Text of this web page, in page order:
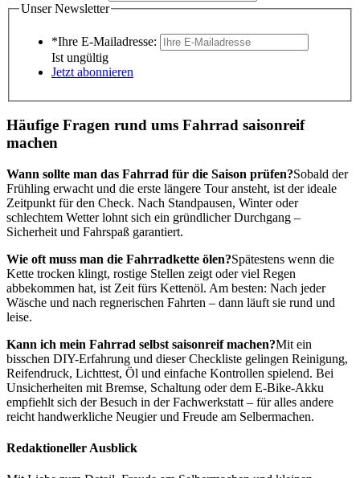
Unser Newsletter
*Ihre E-Mailadresse:
Ist ungültig
Jetzt abonnieren
Häufige Fragen rund ums Fahrrad saisonreif
machen
Wann sollte man das Fahrrad für die Saison prüfen?Sobald der
Frühling erwacht und die erste längere Tour ansteht, ist der ideale
Zeitpunkt für den Check. Nach Standpausen, Winter oder
schlechtem Wetter lohnt sich ein gründlicher Durchgang –
Sicherheit und Fahrspaß garantiert.
Wie oft muss man die Fahrradkette ölen?Spätestens wenn die
Kette trocken klingt, rostige Stellen zeigt oder viel Regen
abbekommen hat, ist Zeit fürs Kettenöl. Am besten: Nach jeder
Wäsche und nach regnerischen Fahrten – dann läuft sie rund und
leise.
Kann ich mein Fahrrad selbst saisonreif machen?Mit ein
bisschen DIY-Erfahrung und dieser Checkliste gelingen Reinigung,
Reifendruck, Lichttest, Öl und einfache Kontrollen spielend. Bei
Unsicherheiten mit Bremse, Schaltung oder dem E-Bike-Akku
empfiehlt sich der Besuch in der Fachwerkstatt – für alles andere
reicht handwerkliche Neugier und Freude am Selbermachen.
Redaktioneller Ausblick